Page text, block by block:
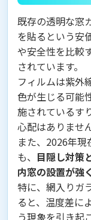
既存の透明な窓
を貼るという安
や安全性を比較
されています。
フィルムは紫外
色が生じる可能
施されているす
心配はありませ
また、2026年
も、 目隠し対策
内窓の設置が強
特に、網入りガ
ると、温度差に
う現象を引き起